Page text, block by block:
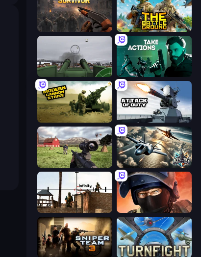
Path of Survivor The Battleground
Flakmeister Take Actions
Modern Cannon Strike Attack of Duty
Dead Zed Aces of the Sky: Epic Dogfights
Lethal Sniper 3D: Army Soldier Bullet Force
Sniper Team 3 Turnfight